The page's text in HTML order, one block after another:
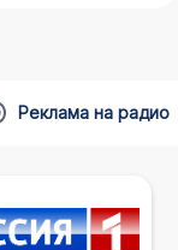
Реклама на радио